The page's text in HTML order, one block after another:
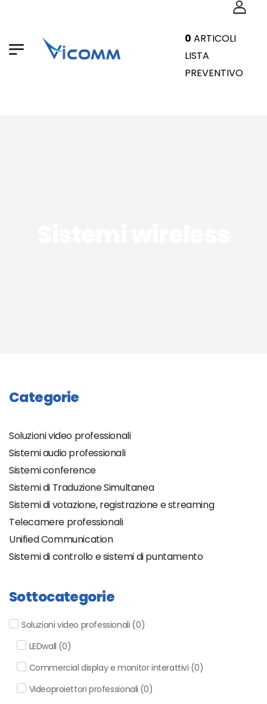
0 ARTICOLI
LISTA
PREVENTIVO
Categorie
Soluzioni video professionali
Sistemi audio professionali
Sistemi conference
Sistemi di Traduzione Simultanea
Sistemi di votazione, registrazione e streaming
Telecamere professionali
Unified Communication
Sistemi di controllo e sistemi di puntamento
Sottocategorie
Soluzioni video professionali (0)
LEDwall (0)
Commercial display e monitor interattivi (0)
Videoproiettori professionali (0)